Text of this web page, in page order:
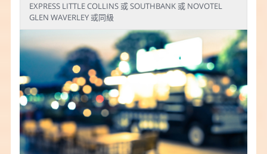
EXPRESS LITTLE COLLINS 或 SOUTHBANK 或 NOVOTEL
GLEN WAVERLEY 或同級